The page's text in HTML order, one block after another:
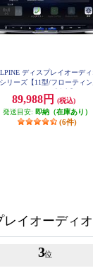
ディスプレイオーディ
リーズ【11型/フローティ
Z
89,988円
(税込)
発送目安: 即納（在庫あり）
(6件)
イオーディ
3位